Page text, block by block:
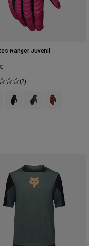
tiza.
Gris Sombra Oscuro.
Ranger Juvenil
(2)
swatch type of Berry.
Product swatch type of
Product swatch
Product